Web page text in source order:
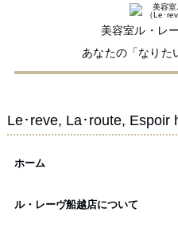
美容室ル・レ
あなたの「なりた
Le･reve, La･route, Espoir
ホーム
ル・レーヴ船越店について